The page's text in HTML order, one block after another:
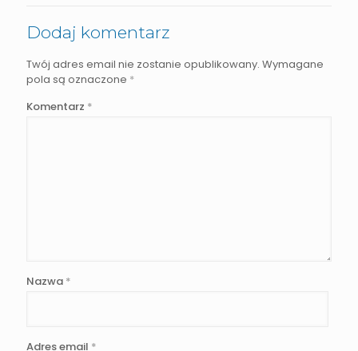
Dodaj komentarz
Twój adres email nie zostanie opublikowany. Wymagane
pola są oznaczone *
Komentarz *
Nazwa *
Adres email *